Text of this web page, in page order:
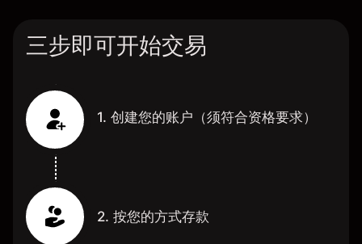
三步即可开始交易
1. 创建您的账户（须符合资格要求）
2. 按您的方式存款